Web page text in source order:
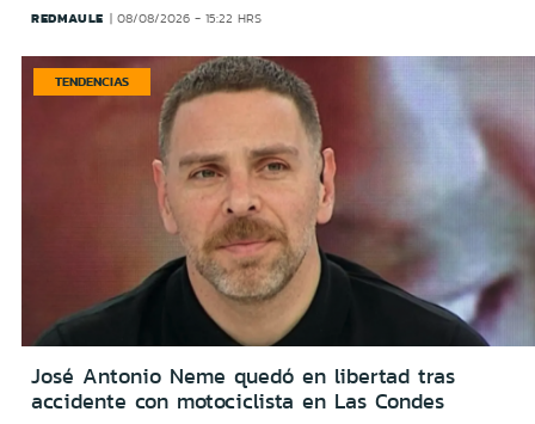
REDMAULE 08/08/2026 - 15:22 HRS
TENDENCIAS
José Antonio Neme quedó en libertad tras
accidente con motociclista en Las Condes